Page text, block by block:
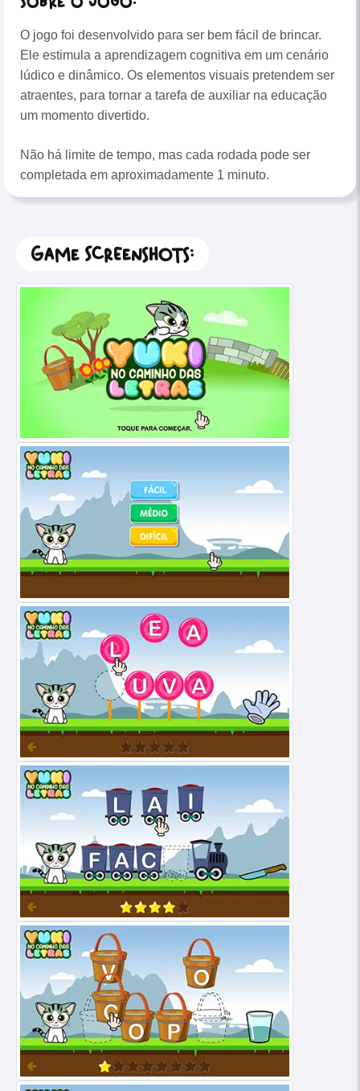
O jogo foi desenvolvido para ser bem fácil de brincar.
Ele estimula a aprendizagem cognitiva em um cenário
lúdico e dinâmico. Os elementos visuais pretendem ser
atraentes, para tornar a tarefa de auxiliar na educação
um momento divertido.
Não há limite de tempo, mas cada rodada pode ser
completada em aproximadamente 1 minuto.
Game Screenshots: